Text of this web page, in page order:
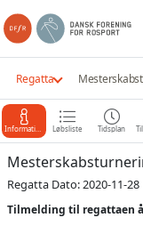
Regatta
Information Løbsliste Tidsplan
Regatta Dato: 2020-11-28
Tilmelding til regattaen